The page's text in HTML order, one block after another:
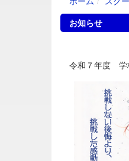
お知らせ
令和７年度 学